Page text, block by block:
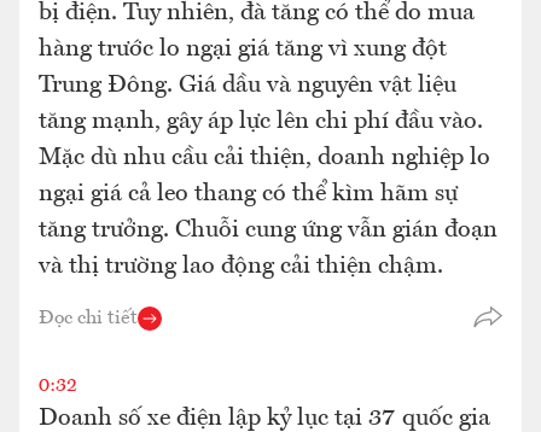
bị điện. Tuy nhiên, đà tăng có thể do mua
hàng trước lo ngại giá tăng vì xung đột
Trung Đông. Giá dầu và nguyên vật liệu
tăng mạnh, gây áp lực lên chi phí đầu vào.
Mặc dù nhu cầu cải thiện, doanh nghiệp lo
ngại giá cả leo thang có thể kìm hãm sự
tăng trưởng. Chuỗi cung ứng vẫn gián đoạn
và thị trường lao động cải thiện chậm.
Đọc chi tiết
0:32
Doanh số xe điện lập kỷ lục tại 37 quốc gia